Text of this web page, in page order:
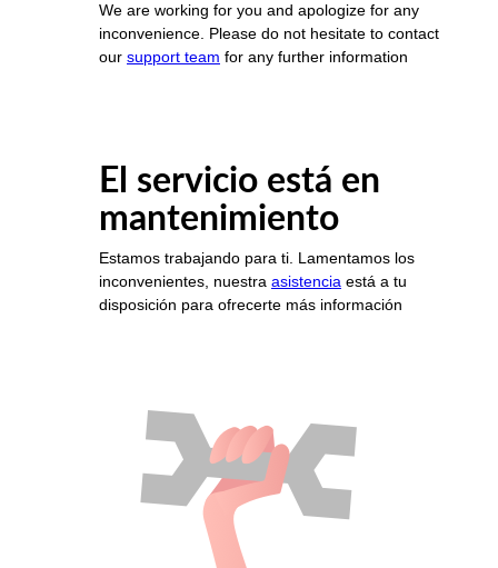
We are working for you and apologize for any
inconvenience. Please do not hesitate to contact
our support team for any further information
El servicio está en
mantenimiento
Estamos trabajando para ti. Lamentamos los
inconvenientes, nuestra asistencia está a tu
disposición para ofrecerte más información